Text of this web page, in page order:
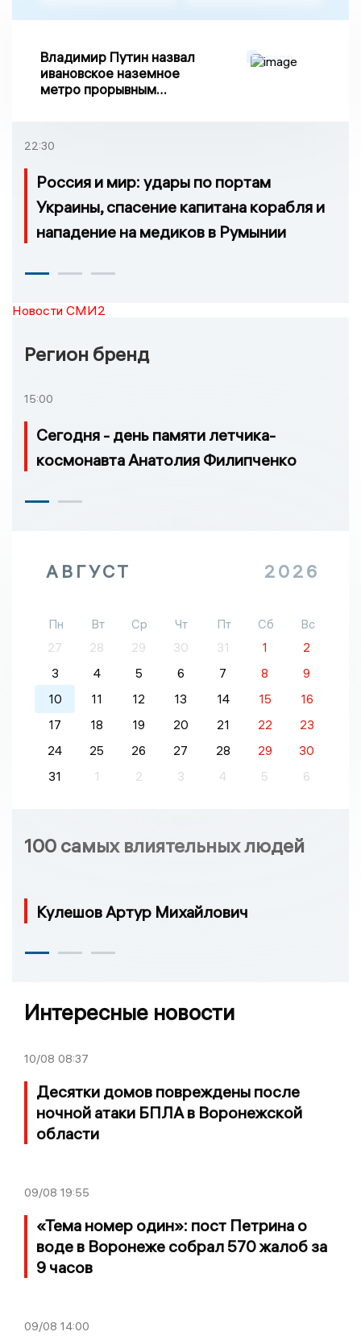
Владимир Путин назвал
ивановское наземное
метро прорывным
22:30
Россия и мир: удары по портам
Украины, спасение капитана корабля и
нападение на медиков в Румынии
Новости СМИ2
Регион бренд
15:00
Сегодня - день памяти летчика-
космонавта Анатолия Филипченко
АВГУСТ 2026
Пн Вт Ср Чт Пт Сб
Вс
27
28 29 30 31 1
2
3
4 5 6 7 8
9
10
11 12 13 14 15
16
17
18 19 20 21 22
23
24
25 26 27 28 29
30
31
1 2 3 4 5 6
100 самых влиятельных людей
Кулешов Артур Михайлович
Интересные новости
10/08 08:37
Десятки домов повреждены после
ночной атаки БПЛА в Воронежской
области
09/08 19:55
«Тема номер один»: пост Петрина о
воде в Воронеже собрал 570 жалоб за
9 часов
09/08 14:00